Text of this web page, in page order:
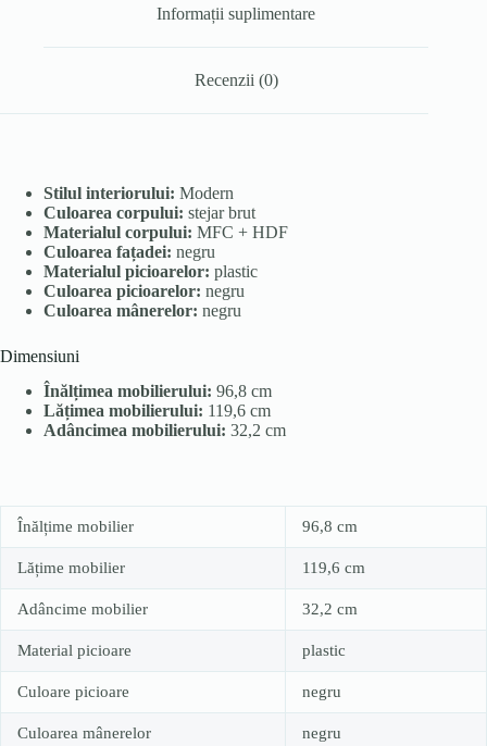
Informații suplimentare
Recenzii (0)
Stilul interiorului: Modern
Culoarea corpului: stejar brut
Materialul corpului: MFC + HDF
Culoarea fațadei: negru
Materialul picioarelor: plastic
Culoarea picioarelor: negru
Culoarea mânerelor: negru
Dimensiuni
Înălțimea mobilierului: 96,8 cm
Lățimea mobilierului: 119,6 cm
Adâncimea mobilierului: 32,2 cm
Înălțime mobilier 96,8 cm
Lățime mobilier 119,6 cm
Adâncime mobilier 32,2 cm
Material picioare plastic
Culoare picioare negru
Culoarea mânerelor negru